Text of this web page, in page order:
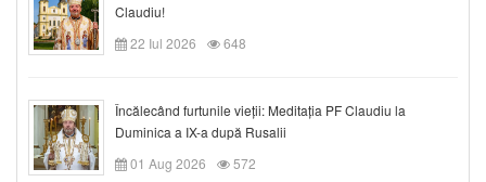
Claudiu!
22 Iul 2026
648
Încălecând furtunile vieții: Meditația PF Claudiu la
Duminica a IX-a după Rusalii
01 Aug 2026
572